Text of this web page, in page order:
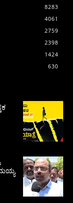
8283
4061
2759
2398
1424
630